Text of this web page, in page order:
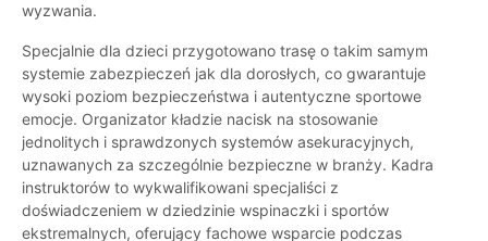
wyzwania.
Specjalnie dla dzieci przygotowano trasę o takim samym
systemie zabezpieczeń jak dla dorosłych, co gwarantuje
wysoki poziom bezpieczeństwa i autentyczne sportowe
emocje. Organizator kładzie nacisk na stosowanie
jednolitych i sprawdzonych systemów asekuracyjnych,
uznawanych za szczególnie bezpieczne w branży. Kadra
instruktorów to wykwalifikowani specjaliści z
doświadczeniem w dziedzinie wspinaczki i sportów
ekstremalnych, oferujący fachowe wsparcie podczas